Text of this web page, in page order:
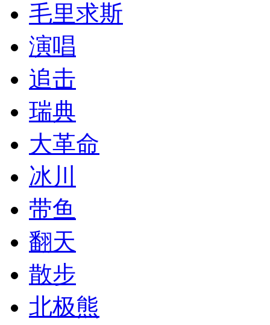
毛里求斯
演唱
追击
瑞典
大革命
冰川
带鱼
翻天
散步
北极熊